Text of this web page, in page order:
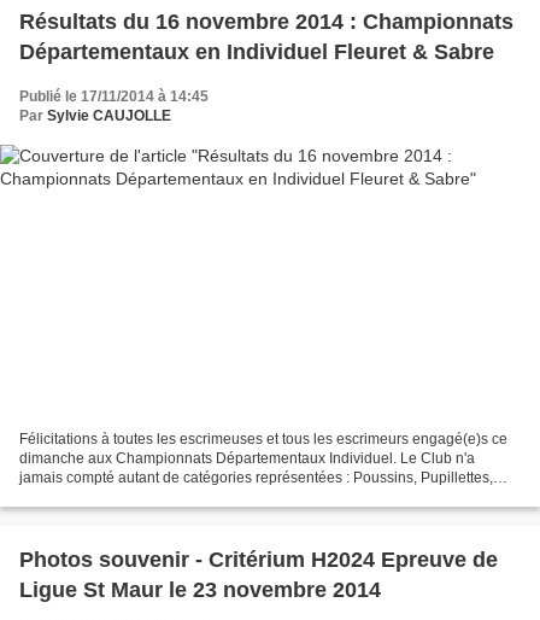
Résultats du 16 novembre 2014 : Championnats
Départementaux en Individuel Fleuret & Sabre
Publié le 17/11/2014 à 14:45
Par Sylvie CAUJOLLE
Félicitations à toutes les escrimeuses et tous les escrimeurs engagé(e)s ce
dimanche aux Championnats Départementaux Individuel. Le Club n'a
jamais compté autant de catégories représentées : Poussins, Pupillettes,
Photos souvenir - Critérium H2024 Epreuve de
Ligue St Maur le 23 novembre 2014